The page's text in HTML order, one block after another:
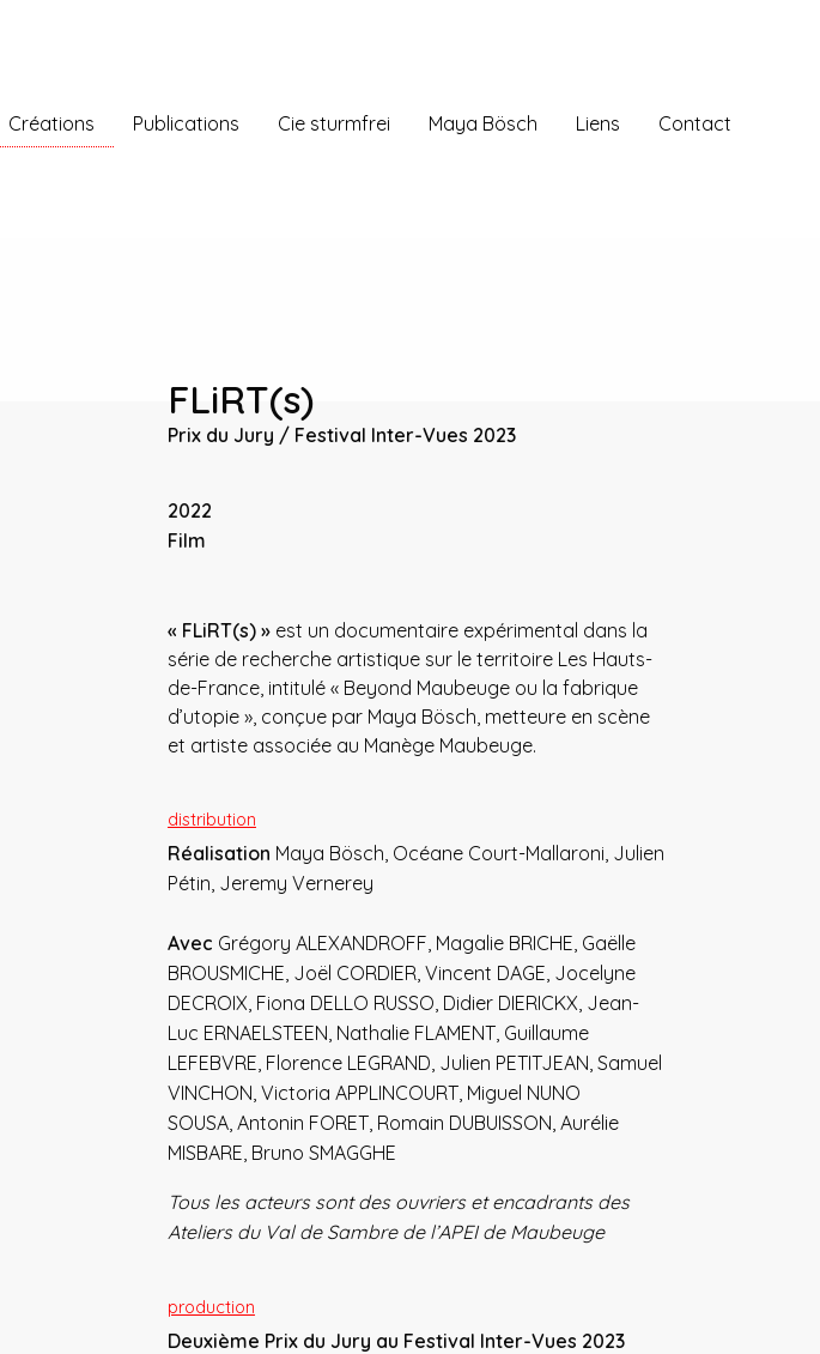
Créations Publications Cie sturmfrei Maya Bösch Liens Contact
FLiRT(s)
Prix du Jury / Festival Inter-Vues 2023
2022
Film
« FLiRT(s) »est un documentaire expérimental dans la
série de recherche artistique sur le territoire Les Hauts-
de-France, intitulé « Beyond Maubeuge ou la fabrique
d’utopie », conçue par Maya Bösch, metteure en scène
et artiste associée au Manège Maubeuge.
distribution
Réalisation Maya Bösch, Océane Court-Mallaroni, Julien
Pétin, Jeremy Vernerey
Avec Grégory ALEXANDROFF, Magalie BRICHE, Gaëlle
BROUSMICHE, Joël CORDIER, Vincent DAGE, Jocelyne
DECROIX, Fiona DELLO RUSSO, Didier DIERICKX, Jean-
Luc ERNAELSTEEN, Nathalie FLAMENT, Guillaume
LEFEBVRE, Florence LEGRAND, Julien PETITJEAN, Samuel
VINCHON, Victoria APPLINCOURT, Miguel NUNO
SOUSA, Antonin FORET, Romain DUBUISSON, Aurélie
MISBARE, Bruno SMAGGHE
Tous les acteurs sont des ouvriers et encadrants des
Ateliers du Val de Sambre de l’APEI de Maubeuge
production
Deuxième Prix du Jury au Festival Inter-Vues 2023